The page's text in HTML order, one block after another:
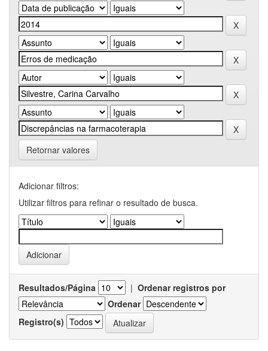
Retornar valores
Adicionar filtros:
Utilizar filtros para refinar o resultado de busca.
Resultados/Página | Ordenar registros por
Ordenar
Registro(s)